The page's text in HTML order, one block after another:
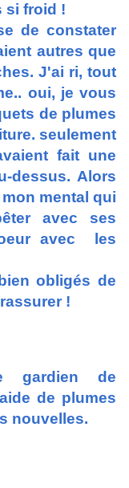
si froid !
de constater
autres que
J'ai ri, tout
oui, je vous
de plumes
seulement
fait une
dessus. Alors
mental qui
avec ses
avec les
obligés de
!
gardien de
de plumes
nouvelles.